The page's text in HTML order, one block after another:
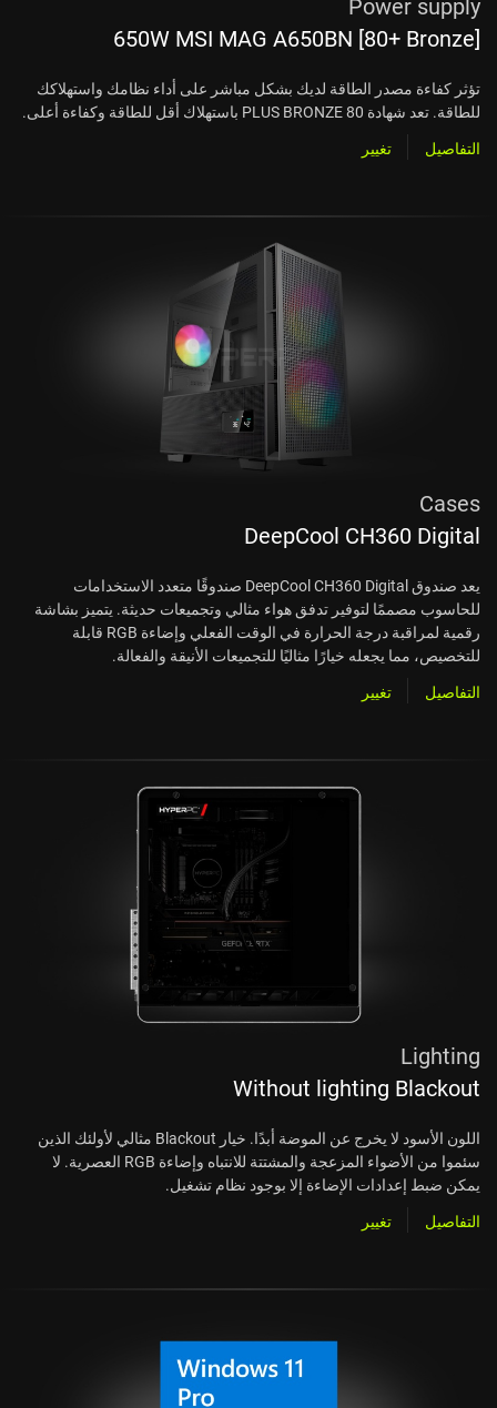
Power supply
650W MSI MAG A650BN [80+ Bronze]
تؤثر كفاءة مصدر الطاقة لديك بشكل مباشر على أداء نظامك واستهلاكك
للطاقة. تعد شهادة 80 PLUS BRONZE باستهلاك أقل للطاقة وكفاءة أعلى.
التفاصيل
تغيير
Cases
DeepCool CH360 Digital
يعد صندوق DeepCool CH360 Digital صندوقًا متعدد الاستخدامات
للحاسوب مصممًا لتوفير تدفق هواء مثالي وتجميعات حديثة. يتميز بشاشة
رقمية لمراقبة درجة الحرارة في الوقت الفعلي وإضاءة RGB قابلة
للتخصيص، مما يجعله خيارًا مثاليًا للتجميعات الأنيقة والفعالة.
التفاصيل
تغيير
Lighting
Without lighting Blackout
اللون الأسود لا يخرج عن الموضة أبدًا. خيار Blackout مثالي لأولئك الذين
سئموا من الأضواء المزعجة والمشتتة للانتباه وإضاءة RGB العصرية. لا
يمكن ضبط إعدادات الإضاءة إلا بوجود نظام تشغيل.
التفاصيل
تغيير